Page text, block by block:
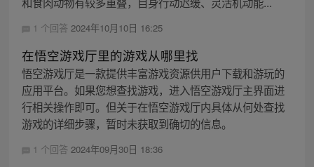
1 个回答 2024年10月10日 16:25
在悟空游戏厅里的游戏从哪里找
悟空游戏厅是一款提供丰富游戏资源供用户下载和游玩的
应用平台。如果您想查找游戏，进入悟空游戏厅主界面进
行相关操作即可。但关于在悟空游戏厅内具体从何处查找
游戏的详细步骤，暂时未获取到确切的信息。
1 个回答 2024年09月30日 18:36